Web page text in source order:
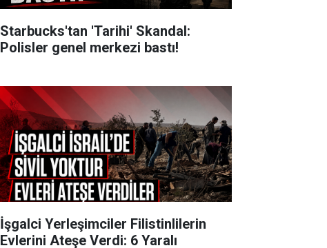
Starbucks'tan 'Tarihi' Skandal:
Polisler genel merkezi bastı!
İşgalci Yerleşimciler Filistinlilerin
Evlerini Ateşe Verdi: 6 Yaralı